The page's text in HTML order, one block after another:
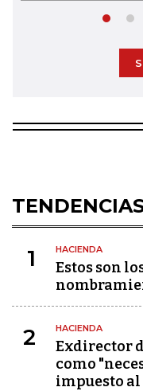
1 HACIENDA
Estos son
2 HACIENDA
Exdirector
como
impuesto